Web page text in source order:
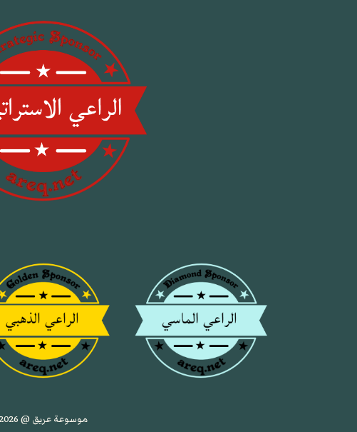
موسوعة عريق @ 2026